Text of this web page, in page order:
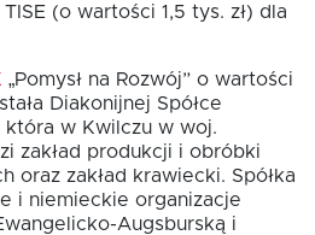
(o wartości 1,5 tys. zł) dla
„Pomysł na Rozwój” o wartości
Diakonijnej Spółce
która w Kwilczu w woj.
zakład produkcji i obróbki
oraz zakład krawiecki. Spółka
i niemieckie organizacje
Augsburską i